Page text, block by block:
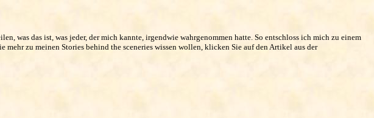
was das ist, was jeder, der mich kannte, irgendwie wahrgenommen hatte. So entschloss ich mich zu einem
zu meinen Stories behind the sceneries wissen wollen, klicken Sie auf den Artikel aus der